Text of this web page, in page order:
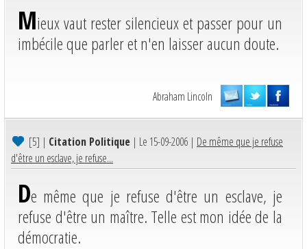
Mieux vaut rester silencieux et passer pour un
imbécile que parler et n'en laisser aucun doute.
Abraham Lincoln
[5] | Citation Politique | Le 15-09-2006 | De même que je refuse
d'être un esclave, je refuse...
De même que je refuse d'être un esclave, je
refuse d'être un maître. Telle est mon idée de la
démocratie.